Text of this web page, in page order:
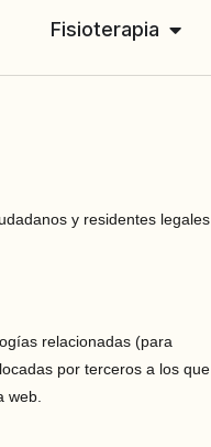
Fisioterapia
y residentes legales
relacionadas (para
por terceros a los que
web.